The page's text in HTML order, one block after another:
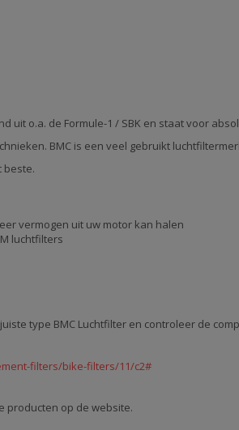
uit o.a. de Formule-1 / SBK en staat voor
BMC is een veel gebruikt
beste.
vermogen uit uw motor kan halen
luchtfilters
type BMC Luchtfilter en controleer de
filters/bike-filters/11/c2#
producten op de website.